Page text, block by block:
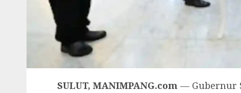
SULUT, MANIMPANG.com — Gubernur